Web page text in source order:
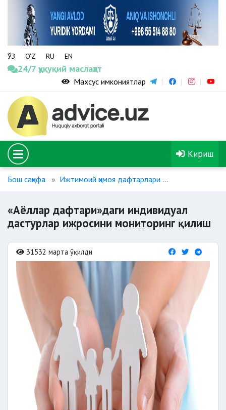
ЎЗ O‘Z RU EN
24/7 ҳуқуқий маслаҳат
Махсус имкониятлар
Кириш
Бош саҳифа Ижтимоий ҳимоя дафтарлари
«Аёллар дафтари»даги индивидуал
дастурлар ижросини мониторинг қилиш
31532 марта ўқилди